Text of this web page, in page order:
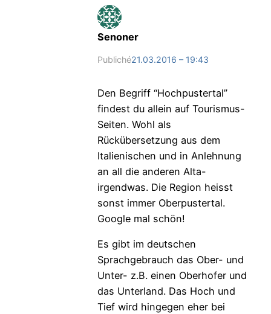
Senoner
Publiché21.03.2016 – 19:43
Den Begriff “Hochpustertal”
findest du allein auf Tourismus-
Seiten. Wohl als
Rückübersetzung aus dem
Italienischen und in Anlehnung
an all die anderen Alta-
irgendwas. Die Region heisst
sonst immer Oberpustertal.
Google mal schön!
Es gibt im deutschen
Sprachgebrauch das Ober- und
Unter- z.B. einen Oberhofer und
das Unterland. Das Hoch und
Tief wird hingegen eher bei